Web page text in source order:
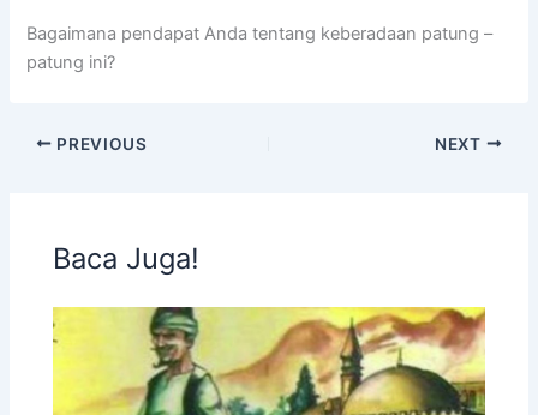
Bagaimana pendapat Anda tentang keberadaan patung –
patung ini?
PREVIOUS NEXT
Baca Juga!